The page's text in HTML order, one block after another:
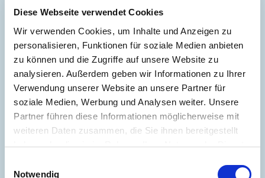
Diese Webseite verwendet Cookies
Wir verwenden Cookies, um Inhalte und Anzeigen zu
personalisieren, Funktionen für soziale Medien anbieten
zu können und die Zugriffe auf unsere Website zu
analysieren. Außerdem geben wir Informationen zu Ihrer
Verwendung unserer Website an unsere Partner für
soziale Medien, Werbung und Analysen weiter. Unsere
Partner führen diese Informationen möglicherweise mit
weiteren Daten zusammen, die Sie ihnen bereitgestellt
haben oder die sie im Rahmen Ihrer Nutzung der Dienste
Notwendig
213,40 kWh / (m²*a)
Endenergiebedarf
Weitere Informationen